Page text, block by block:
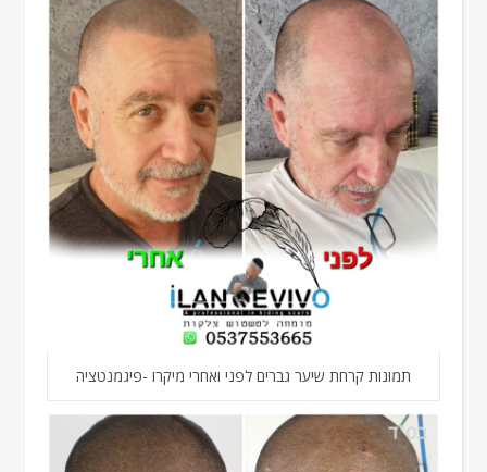
תמונות קרחת שיער גברים לפני ואחרי מיקרו -פיגמנטציה